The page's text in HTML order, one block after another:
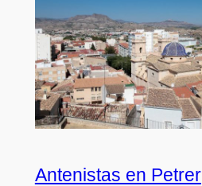
Antenistas en Petrer